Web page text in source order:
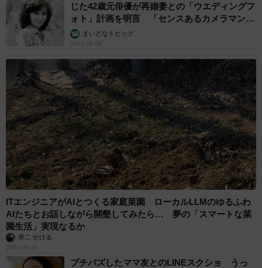
じた42歳元俳優が再婚妻との「ウエディングフ
ォト」計画を明言 「センスあるカメラマン求
む」まいどなトピック
2026.08.08
ITエンジニアがAIとつくる家庭菜園 ローカルLLMのゆるふわ
AIたちとお話しながら開墾してみたら… 夢の「スマートな菜
園生活」実現なるか
井二 かける
2026.08.08
プチバズしたママ友とのLINEスクショ うっ